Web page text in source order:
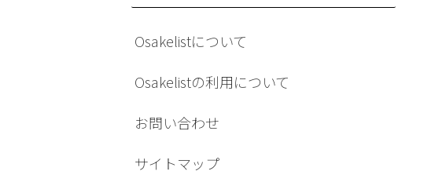
Osakelistについて
Osakelistの利用について
お問い合わせ
サイトマップ